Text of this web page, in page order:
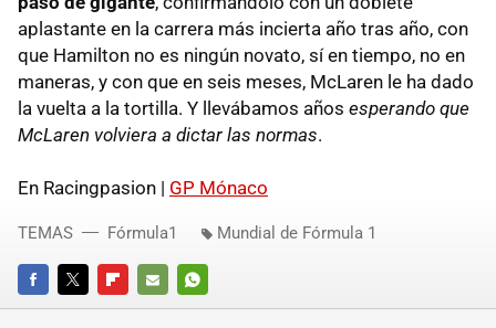
aplastante en la carrera más incierta año tras año, con
que Hamilton no es ningún novato, sí en tiempo, no en
maneras, y con que en seis meses, McLaren le ha dado
la vuelta a la tortilla. Y llevábamos años esperando que
McLaren volviera a dictar las normas.
En Racingpasion | GP Mónaco
FACEBOOKTWITTERFLIPBOARD
E-
WHATSAPP
TEMAS Fórmula1 Mundial de Fórmula 1